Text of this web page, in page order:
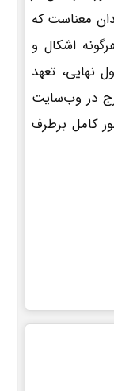
معناست که
اشکال و
نهایی، تعهد
در وب‌سایت
کامل برطرف